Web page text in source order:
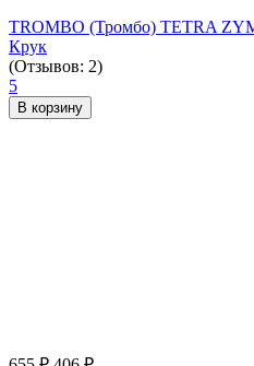
TROMBO (Тромбо) TETRA
Крук
(Отзывов: 2)
5
В корзину